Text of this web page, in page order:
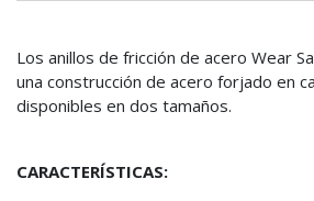
Los anillos de fricción de acero Wear
una construcción de acero forjado en
disponibles en dos tamaños.
CARACTERÍSTICAS: